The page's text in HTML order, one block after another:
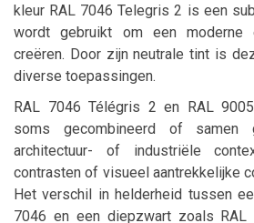
kleur RAL 7046 Telegris 2 is een
wordt gebruikt om een
creëren. Door zijn neutrale tint is
diverse toepassingen.
RAL 7046 Télégris 2 en RAL
soms gecombineerd of samen
architectuur- of industriële
contrasten of visueel aantrekkelijke
Het verschil in helderheid tussen
7046 en een diepzwart zoals